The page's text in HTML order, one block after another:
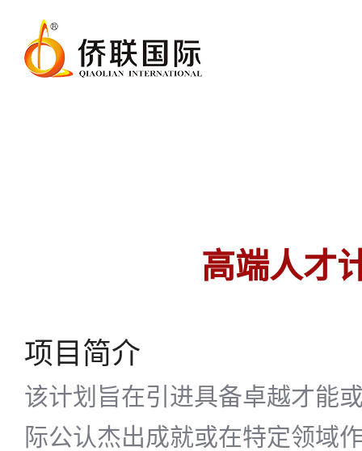
高端人才
项目简介
该计划旨在引进具备卓越才能
际公认杰出成就或在特定领域